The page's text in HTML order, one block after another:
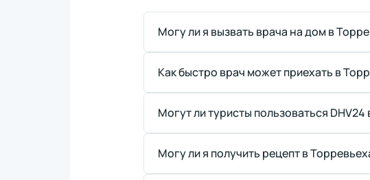
Могу ли я вызвать врача на дом в
Как быстро врач может приехать в
Могут ли туристы пользоваться DHV24
Могу ли я получить рецепт в